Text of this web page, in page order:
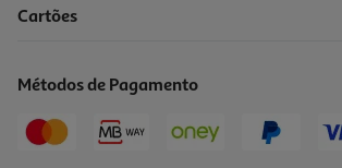
Cartões
Métodos de Pagamento